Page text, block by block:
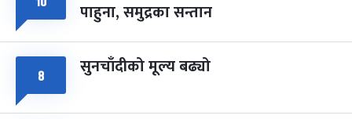
चैत्र ८, २०८३-Mar 22, 2027
पाहुना, समुद्रका सन्तान
८ सुनचाँदीको मूल्य बढ्यो